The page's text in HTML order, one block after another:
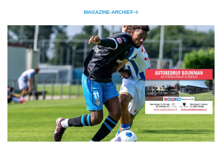
MAGAZINE-ARCHIEF